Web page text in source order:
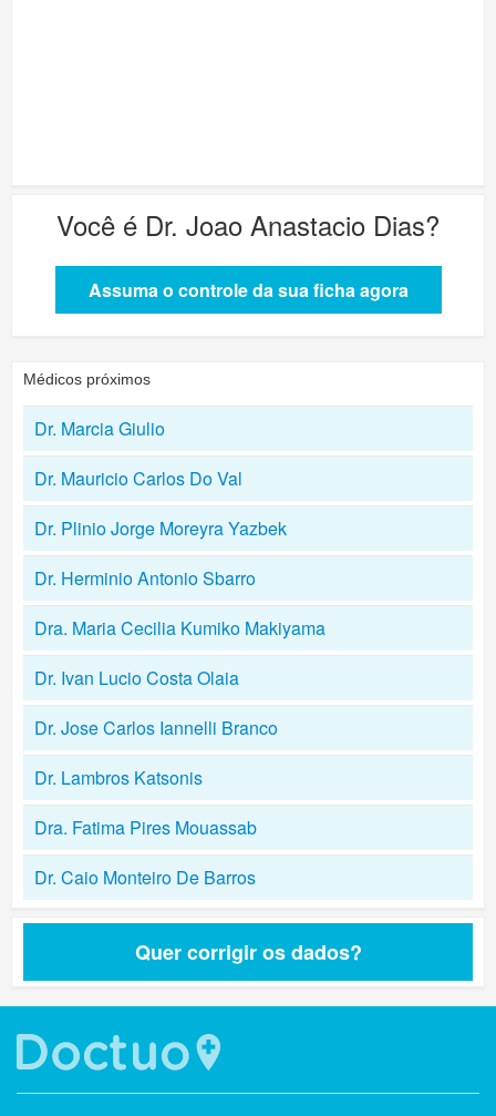
Você é Dr. Joao Anastacio Dias?
Assuma o controle da sua ficha agora
Médicos próximos
Dr. Marcia Giulio
Dr. Mauricio Carlos Do Val
Dr. Plinio Jorge Moreyra Yazbek
Dr. Herminio Antonio Sbarro
Dra. Maria Cecilia Kumiko Makiyama
Dr. Ivan Lucio Costa Olaia
Dr. Jose Carlos Iannelli Branco
Dr. Lambros Katsonis
Dra. Fatima Pires Mouassab
Dr. Caio Monteiro De Barros
Quer corrigir os dados?